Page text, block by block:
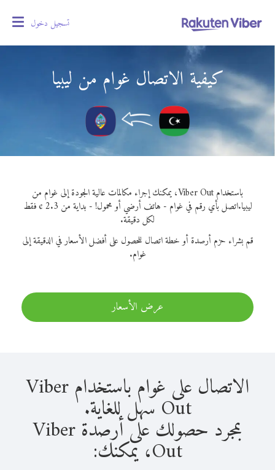
تسجيل دخول
كيفية الاتصال غوام من ليبيا
باستخدام Viber Out، يمكنك إجراء مكالمات عالية الجودة إلى غوام من
ليبيا.
اتصل بأي رقم في غوام - هاتف أرضي أو محمول! - بداية من 2.3 ¢ فقط
لكل دقيقة.
قم بشراء حزم أرصدة أو خطة اتصال للحصول على أفضل الأسعار في الدقيقة إلى
غوام.
عرض الأسعار
الاتصال على غوام باستخدام Viber
Out سهل للغاية.
بمجرد حصولك على أرصدة Viber
Out، يمكنك: